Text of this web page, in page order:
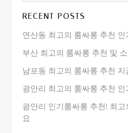
RECENT POSTS
연산동 최고의 룸싸롱 추천 인
부산 최고의 룸싸롱 추천 및
남포동 최고의 룸싸롱 추천
광안리 최고의 룸싸롱 추천 인
광안리 인기룸싸롱 추천! 최
요